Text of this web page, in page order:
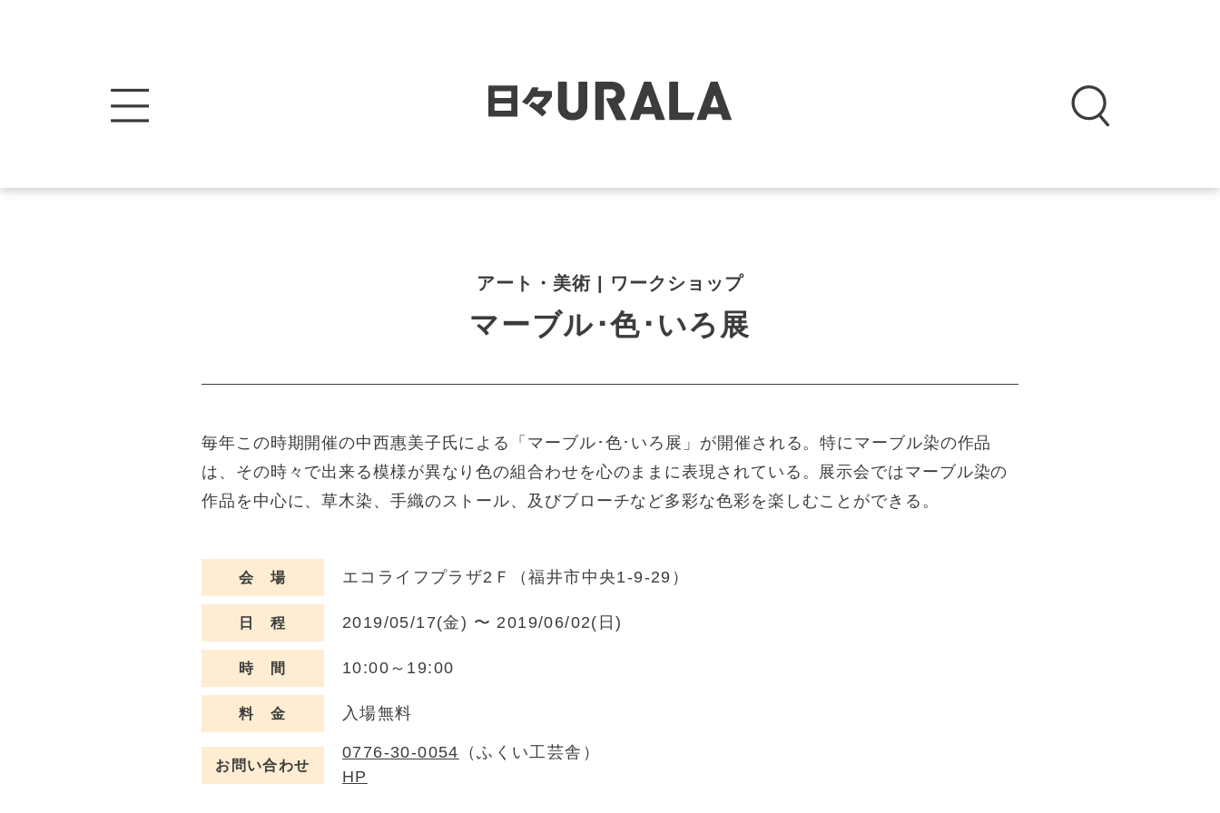
アート・美術 | ワークショップ
マーブル･色･いろ展
毎年この時期開催の中西惠美子氏による「マーブル･色･いろ展」が開催される。特にマーブル染の作品
は、その時々で出来る模様が異なり色の組合わせを心のままに表現されている。展示会ではマーブル染の
作品を中心に、草木染、手織のストール、及びブローチなど多彩な色彩を楽しむことができる。
会 場 エコライフプラザ2Ｆ（福井市中央1-9-29）
日 程 2019/05/17(金) 〜 2019/06/02(日)
時 間 10:00～19:00
料 金 入場無料
お問い合わせ
0776-30-0054 （ふくい工芸舎）
HP